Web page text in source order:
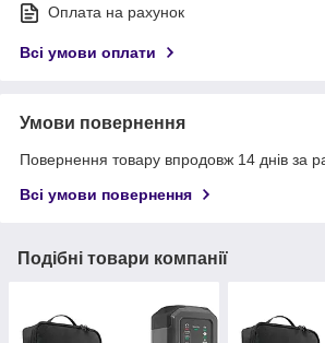
Оплата на рахунок
Всі умови оплати
Умови повернення
Повернення товару впродовж 14 днів за
Всі умови повернення
Подібні товари компанії